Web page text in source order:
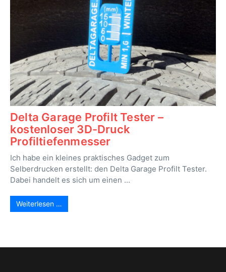
Delta Garage Profilt Tester –
kostenloser 3D-Druck
Profiltiefenmesser
Ich habe ein kleines praktisches Gadget zum
Selberdrucken erstellt: den Delta Garage Profilt Tester.
Dabei handelt es sich um einen ...
Weiterlesen …